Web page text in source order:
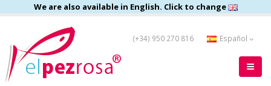
We are also available in English. Click to change
(+34) 950 270 816 Español